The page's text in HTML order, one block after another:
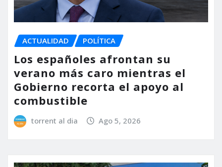
ACTUALIDAD POLÍTICA
Los españoles afrontan su
verano más caro mientras el
Gobierno recorta el apoyo al
combustible
torrent al dia Ago 5, 2026